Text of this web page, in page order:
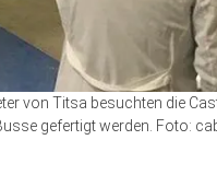
von Titsa besuchten die
gefertigt werden. Foto: